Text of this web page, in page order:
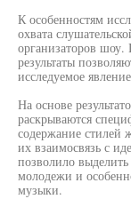
К особенностям
охвата
организаторов
результаты
исследуемое
На основе
раскрываются
содержание стилей
их взаимосвязь с
позволило
молодежи и
музыки.